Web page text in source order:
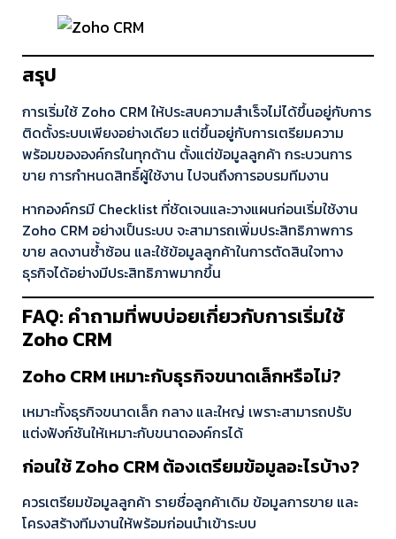
สรุป
การเริ่มใช้ Zoho CRM ให้ประสบความสำเร็จไม่ได้ขึ้นอยู่กับการ
ติดตั้งระบบเพียงอย่างเดียว แต่ขึ้นอยู่กับการเตรียมความ
พร้อมขององค์กรในทุกด้าน ตั้งแต่ข้อมูลลูกค้า กระบวนการ
ขาย การกำหนดสิทธิ์ผู้ใช้งาน ไปจนถึงการอบรมทีมงาน
หากองค์กรมี Checklist ที่ชัดเจนและวางแผนก่อนเริ่มใช้งาน
Zoho CRM อย่างเป็นระบบ จะสามารถเพิ่มประสิทธิภาพการ
ขาย ลดงานซ้ำซ้อน และใช้ข้อมูลลูกค้าในการตัดสินใจทาง
ธุรกิจได้อย่างมีประสิทธิภาพมากขึ้น
FAQ: คำถามที่พบบ่อยเกี่ยวกับการเริ่มใช้
Zoho CRM
Zoho CRM เหมาะกับธุรกิจขนาดเล็กหรือไม่?
เหมาะทั้งธุรกิจขนาดเล็ก กลาง และใหญ่ เพราะสามารถปรับ
แต่งฟังก์ชันให้เหมาะกับขนาดองค์กรได้
ก่อนใช้ Zoho CRM ต้องเตรียมข้อมูลอะไรบ้าง?
ควรเตรียมข้อมูลลูกค้า รายชื่อลูกค้าเดิม ข้อมูลการขาย และ
โครงสร้างทีมงานให้พร้อมก่อนนำเข้าระบบ